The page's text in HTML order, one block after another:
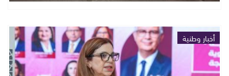
أخبار وطنية